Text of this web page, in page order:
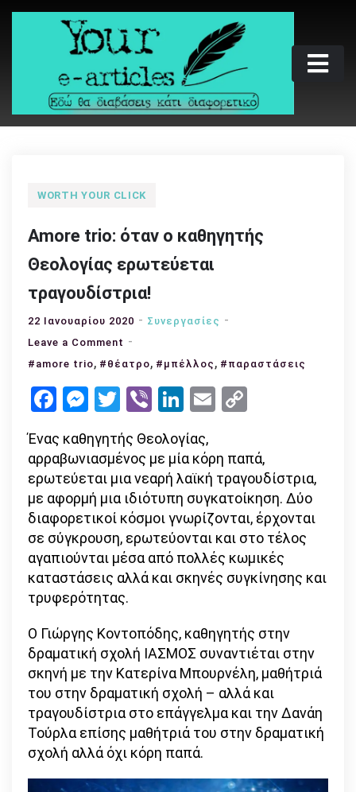
Skip
Your e-articles
Εδώ θα διαβάσεις κάτι διαφορετικό
WORTH YOUR CLICK
Amore trio: όταν ο καθηγητής
Θεολογίας ερωτεύεται
τραγουδίστρια!
22 Ιανουαρίου 2020
Συνεργασίες
Leave a Comment on
Amore
όταν
καθηγητής
Θεολογίας
ερωτεύεται
τραγουδίστρια!
#amore trio, #θέατρο, #μπέλλος , #παραστάσεις
Facebook
Messenger
Twitter
ViberLinkedIn
Email
Ένας καθηγητής Θεολογίας,
αρραβωνιασμένος με μία κόρη παπά,
ερωτεύεται μια νεαρή λαϊκή τραγουδίστρια,
με αφορμή μια ιδιότυπη συγκατοίκηση. Δύο
διαφορετικοί κόσμοι γνωρίζονται, έρχονται
σε σύγκρουση, ερωτεύονται και στο τέλος
αγαπιούνται μέσα από πολλές κωμικές
καταστάσεις αλλά και σκηνές συγκίνησης και
τρυφερότητας.
Ο Γιώργης Κοντοπόδης, καθηγητής στην
δραματική σχολή ΙΑΣΜΟΣ συναντιέται στην
σκηνή με την Κατερίνα Μπουρνέλη, μαθήτριά
του στην δραματική σχολή – αλλά και
τραγουδίστρια στο επάγγελμα και την Δανάη
Τούρλα επίσης μαθήτριά του στην δραματική
σχολή αλλά όχι κόρη παπά.